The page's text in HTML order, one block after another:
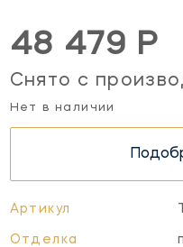
48 479 Р
Снято с
Нет в наличии
Артикул
Отделка